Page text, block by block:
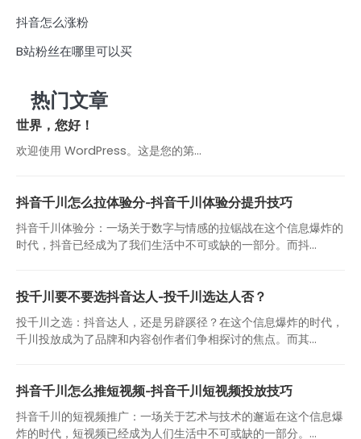
抖音怎么涨粉
B站粉丝在哪里可以买
热门文章
世界，您好！
欢迎使用 WordPress。这是您的第…
抖音千川怎么拉体验分-抖音千川体验分提升技巧
抖音千川体验分：一场关于数字与情感的拉锯战在这个信息爆炸的
时代，抖音已经成为了我们生活中不可或缺的一部分。而抖...
投千川要不要选抖音达人-投千川选达人否？
投千川之选：抖音达人，还是另辟蹊径？在这个信息爆炸的时代，
千川投放成为了品牌和内容创作者们争相探讨的焦点。而其...
抖音千川怎么推短视频-抖音千川短视频投放技巧
抖音千川的短视频推广：一场关于艺术与技术的邂逅在这个信息爆
炸的时代，短视频已经成为人们生活中不可或缺的一部分。...